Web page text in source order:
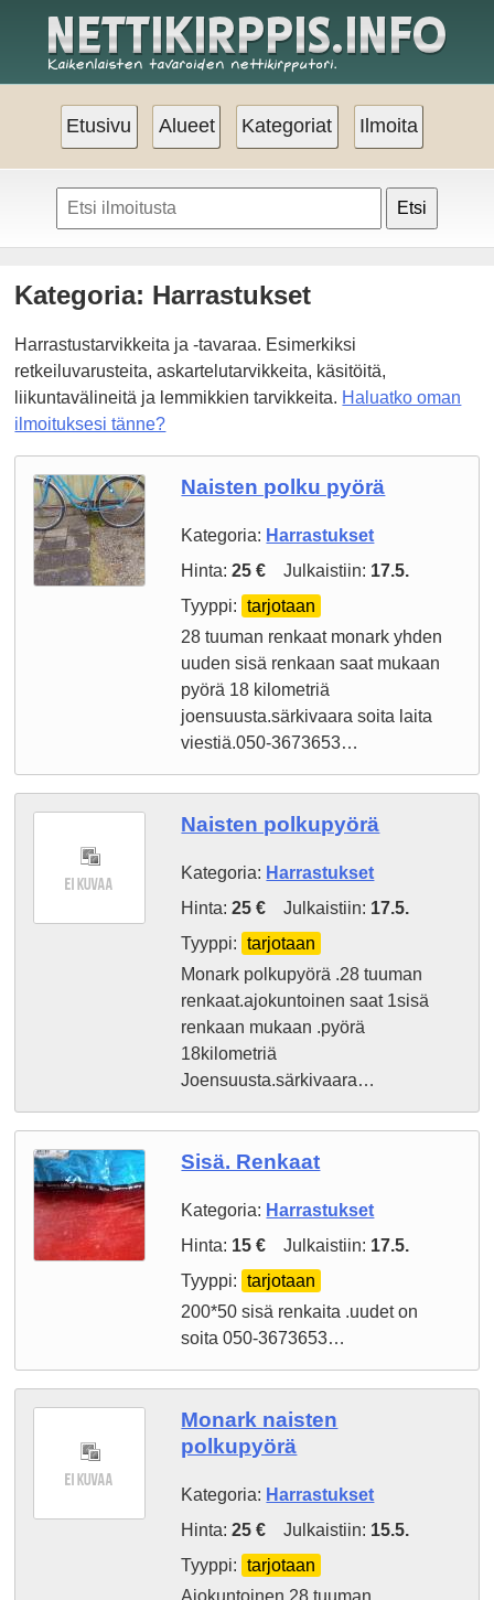
Etusivu Alueet Kategoriat Ilmoita
Etsi
Kategoria: Harrastukset
Harrastustarvikkeita ja -tavaraa. Esimerkiksi
retkeiluvarusteita, askartelutarvikkeita, käsitöitä,
liikuntavälineitä ja lemmikkien tarvikkeita. Haluatko oman
ilmoituksesi tänne?
Naisten polku pyörä
Kategoria: Harrastukset
Hinta:25 € Julkaistiin: 17.5.
Tyyppi:
tarjotaan
28 tuuman renkaat monark yhden
uuden sisä renkaan saat mukaan
pyörä 18 kilometriä
joensuusta.särkivaara soita laita
viestiä.050-3673653…
Naisten polkupyörä
Kategoria: Harrastukset
Hinta:25 € Julkaistiin: 17.5.
Tyyppi:
tarjotaan
Monark polkupyörä .28 tuuman
renkaat.ajokuntoinen saat 1sisä
renkaan mukaan .pyörä
18kilometriä
Joensuusta.särkivaara…
Sisä. Renkaat
Kategoria: Harrastukset
Hinta: 15 € Julkaistiin: 17.5.
Tyyppi:
tarjotaan
200*50 sisä renkaita .uudet on
soita 050-3673653…
Monark naisten
polkupyörä
Kategoria: Harrastukset
Hinta:25 € Julkaistiin: 15.5.
Tyyppi:
tarjotaan
Ajokuntoinen 28 tuuman